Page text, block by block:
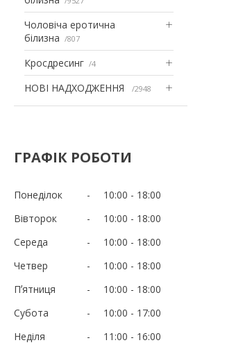
Чоловіча еротична
білизна
807
Кросдресинг 4
НОВІ НАДХОДЖЕННЯ 2948
ГРАФІК РОБОТИ
Понеділок 10:00
18:00
Вівторок
10:00
18:00
Середа
10:00
18:00
Четвер
10:00
18:00
Пʼятниця
10:00
18:00
Субота
10:00
17:00
Неділя
11:00 16:00